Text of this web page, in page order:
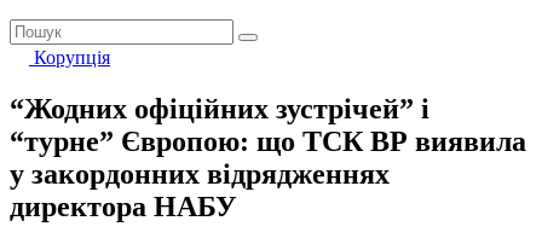
Корупція
“Жодних офіційних зустрічей” і
“турне” Європою: що ТСК ВР виявила
у закордонних відрядженнях
директора НАБУ